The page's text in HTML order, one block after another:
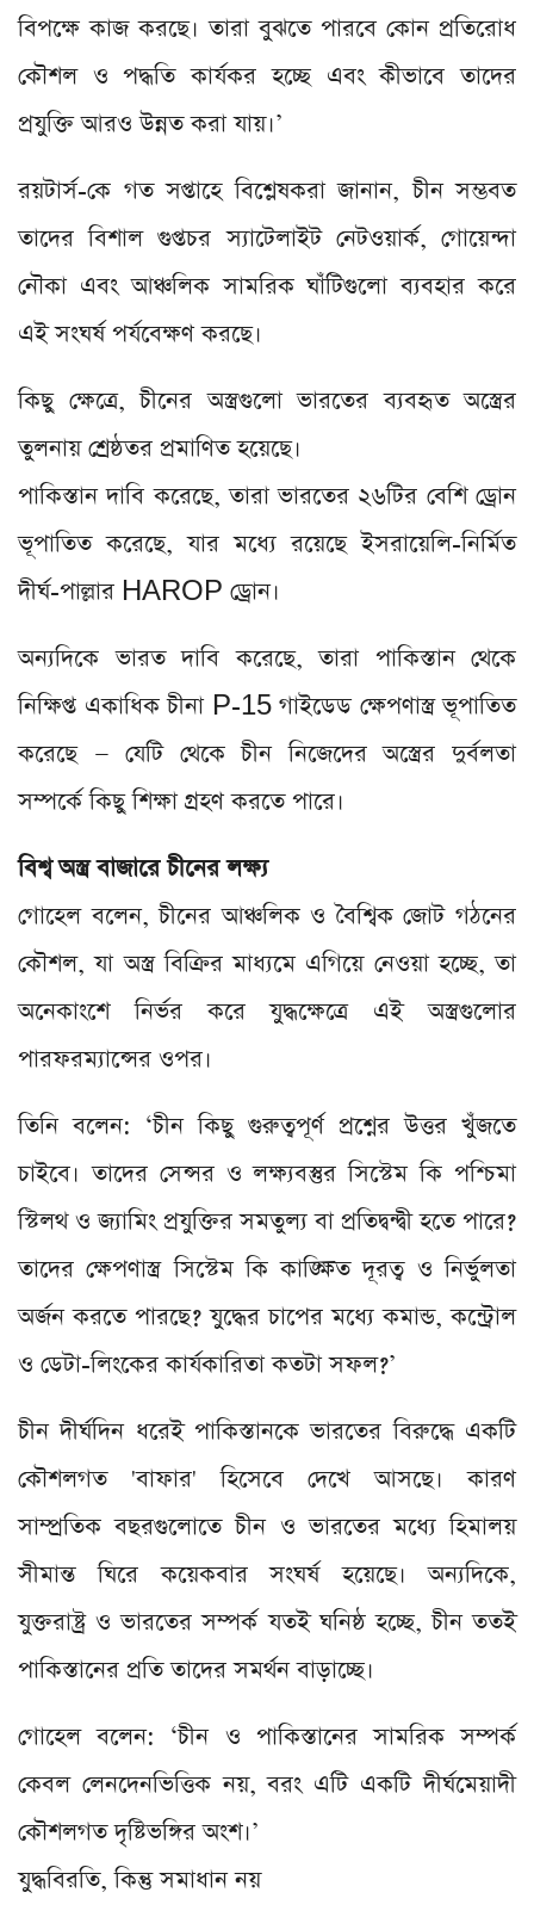
বিপক্ষে কাজ করছে। তারা বুঝতে পারবে কোন প্রতিরোধ
কৌশল ও পদ্ধতি কার্যকর হচ্ছে এবং কীভাবে তাদের
প্রযুক্তি আরও উন্নত করা যায়।’
রয়টার্স-কে গত সপ্তাহে বিশ্লেষকরা জানান, চীন সম্ভবত
তাদের বিশাল গুপ্তচর স্যাটেলাইট নেটওয়ার্ক, গোয়েন্দা
নৌকা এবং আঞ্চলিক সামরিক ঘাঁটিগুলো ব্যবহার করে
এই সংঘর্ষ পর্যবেক্ষণ করছে।
কিছু ক্ষেত্রে, চীনের অস্ত্রগুলো ভারতের ব্যবহৃত অস্ত্রের
তুলনায় শ্রেষ্ঠতর প্রমাণিত হয়েছে।
পাকিস্তান দাবি করেছে, তারা ভারতের ২৬টির বেশি ড্রোন
ভূপাতিত করেছে, যার মধ্যে রয়েছে ইসরায়েলি-নির্মিত
দীর্ঘ-পাল্লার HAROP ড্রোন।
অন্যদিকে ভারত দাবি করেছে, তারা পাকিস্তান থেকে
নিক্ষিপ্ত একাধিক চীনা P-15 গাইডেড ক্ষেপণাস্ত্র ভূপাতিত
করেছে — যেটি থেকে চীন নিজেদের অস্ত্রের দুর্বলতা
সম্পর্কে কিছু শিক্ষা গ্রহণ করতে পারে।
বিশ্ব অস্ত্র বাজারে চীনের লক্ষ্য
গোহেল বলেন, চীনের আঞ্চলিক ও বৈশ্বিক জোট গঠনের
কৌশল, যা অস্ত্র বিক্রির মাধ্যমে এগিয়ে নেওয়া হচ্ছে, তা
অনেকাংশে নির্ভর করে যুদ্ধক্ষেত্রে এই অস্ত্রগুলোর
পারফরম্যান্সের ওপর।
তিনি বলেন: ‘চীন কিছু গুরুত্বপূর্ণ প্রশ্নের উত্তর খুঁজতে
চাইবে। তাদের সেন্সর ও লক্ষ্যবস্তুর সিস্টেম কি পশ্চিমা
স্টিলথ ও জ্যামিং প্রযুক্তির সমতুল্য বা প্রতিদ্বন্দ্বী হতে পারে?
তাদের ক্ষেপণাস্ত্র সিস্টেম কি কাঙ্ক্ষিত দূরত্ব ও নির্ভুলতা
অর্জন করতে পারছে? যুদ্ধের চাপের মধ্যে কমান্ড, কন্ট্রোল
ও ডেটা-লিংকের কার্যকারিতা কতটা সফল?’
চীন দীর্ঘদিন ধরেই পাকিস্তানকে ভারতের বিরুদ্ধে একটি
কৌশলগত 'বাফার' হিসেবে দেখে আসছে। কারণ
সাম্প্রতিক বছরগুলোতে চীন ও ভারতের মধ্যে হিমালয়
সীমান্ত ঘিরে কয়েকবার সংঘর্ষ হয়েছে। অন্যদিকে,
যুক্তরাষ্ট্র ও ভারতের সম্পর্ক যতই ঘনিষ্ঠ হচ্ছে, চীন ততই
পাকিস্তানের প্রতি তাদের সমর্থন বাড়াচ্ছে।
গোহেল বলেন: ‘চীন ও পাকিস্তানের সামরিক সম্পর্ক
কেবল লেনদেনভিত্তিক নয়, বরং এটি একটি দীর্ঘমেয়াদী
কৌশলগত দৃষ্টিভঙ্গির অংশ।’
যুদ্ধবিরতি, কিন্তু সমাধান নয়